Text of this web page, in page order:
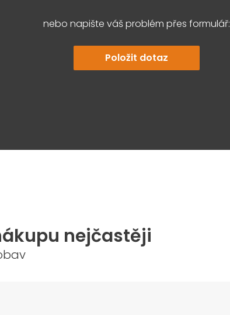
nebo napište váš problém přes formulář:
Položit dotaz
nejčastěji